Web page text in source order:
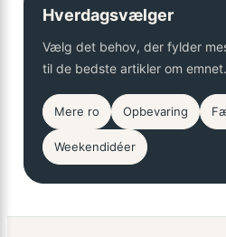
Hverdagsvælger
Vælg det behov, der fylder
til de bedste artikler om emnet.
Mere ro Opbevaring
Weekendidéer